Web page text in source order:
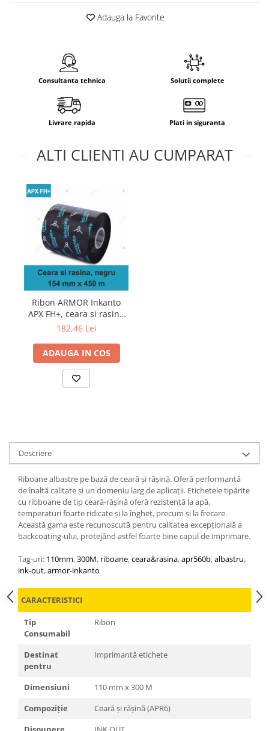
Adauga la Favorite
Consultanta tehnica Solutii complete
Livrare rapida Plati in siguranta
ALTI CLIENTI AU CUMPARAT
Ribon ARMOR Inkanto
APX FH+, ceara si rasina
(wax&resin), negru,
182,46 Lei
ADAUGA IN COS
Descriere
Riboane albastre pe bază de ceară și rășină. Oferă performanță
de înaltă calitate și un domeniu larg de aplicații. Etichetele tipărite
cu ribboane de tip ceară-rășină oferă rezistență la apă,
temperaturi foarte ridicate și la îngheț, precum și la frecare.
Această gama este recunoscută pentru calitatea excepțională a
backcoating-ului, protejând astfel foarte bine capul de imprimare.
Tag-uri: 110mm,300M, riboane,ceara&rasina,apr560b,albastru,
ink-out,armor-inkanto
CARACTERISTICI
Tip
Consumabil
Ribon
Destinat
pentru
Imprimantă etichete
Dimensiuni
110 mm x 300 M
Compoziție
Ceară și rășină (APR6)